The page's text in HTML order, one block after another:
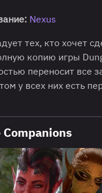
Nexus
тех, кто хочет
копию игры
переносит все
у всех них есть
Companions